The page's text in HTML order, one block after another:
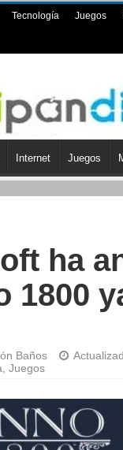
Tecnología Juegos
Internet Juegos
ha
1800
Baños
Juegos